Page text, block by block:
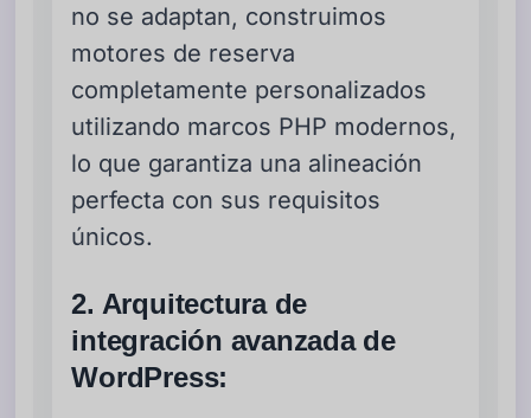
no se adaptan, construimos
motores de reserva
completamente personalizados
utilizando marcos PHP modernos,
lo que garantiza una alineación
perfecta con sus requisitos
únicos.
2. Arquitectura de
integración avanzada de
WordPress: